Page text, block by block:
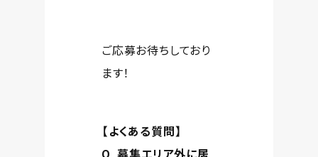
ご応募お待ちしており
ます！
【よくある質問】